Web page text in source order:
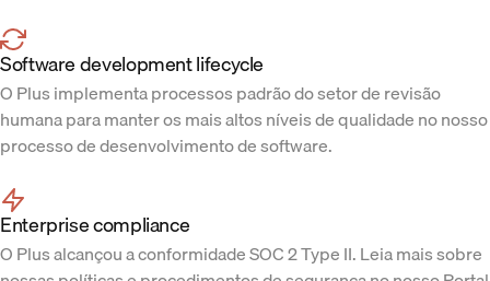
Software development lifecycle
O Plus implementa processos padrão do setor de revisão
humana para manter os mais altos níveis de qualidade no nosso
processo de desenvolvimento de software.
Enterprise compliance
O Plus alcançou a conformidade SOC 2 Type II. Leia mais sobre